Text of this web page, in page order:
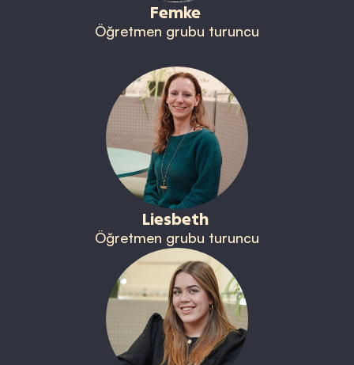
Femke
Öğretmen grubu turuncu
Liesbeth
Öğretmen grubu turuncu